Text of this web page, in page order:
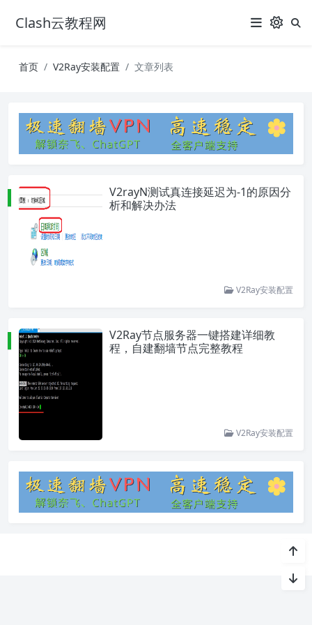
Clash云教程网
首页 V2Ray安装配置 文章列表
V2rayN测试真连接延迟为-1的原因分
析和解决办法
V2Ray安装配置
V2Ray节点服务器一键搭建详细教
程，自建翻墙节点完整教程
V2Ray安装配置